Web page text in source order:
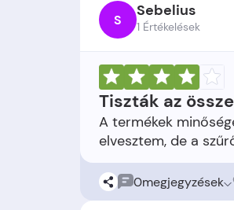
S Sebelius
1 Értékelések
Tiszták az
A termékek
0megjegyzések